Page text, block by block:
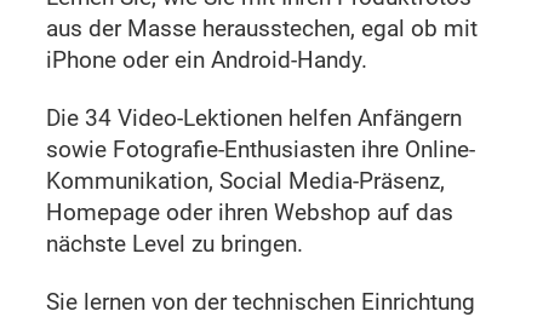
aus der Masse herausstechen, egal ob mit
iPhone oder ein Android-Handy.
Die 34 Video-Lektionen helfen Anfängern
sowie Fotografie-Enthusiasten ihre Online-
Kommunikation, Social Media-Präsenz,
Homepage oder ihren Webshop auf das
nächste Level zu bringen.
Sie lernen von der technischen Einrichtung